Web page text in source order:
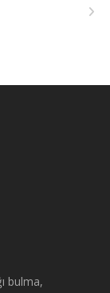
bulma,